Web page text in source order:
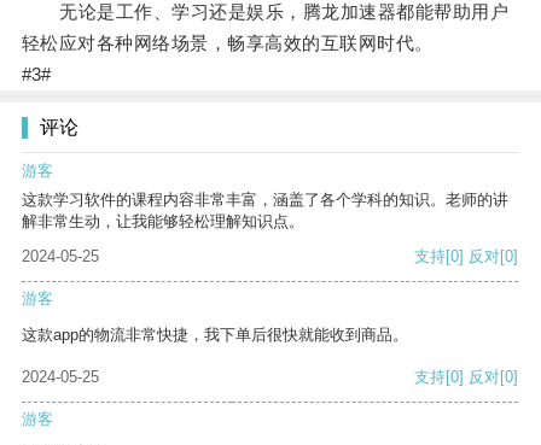
无论是工作、学习还是娱乐，腾龙加速器都能帮助用户
轻松应对各种网络场景，畅享高效的互联网时代。
#3#
评论
游客
这款学习软件的课程内容非常丰富，涵盖了各个学科的知识。老师的讲
解非常生动，让我能够轻松理解知识点。
2024-05-25
支持[0] 反对[0]
游客
这款app的物流非常快捷，我下单后很快就能收到商品。
2024-05-25 支持[0] 反对[0]
游客